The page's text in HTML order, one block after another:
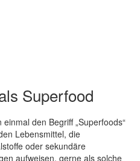
Superfood
den Begriff „Superfoods“
Lebensmittel, die
oder sekundäre
aufweisen, gerne als solche